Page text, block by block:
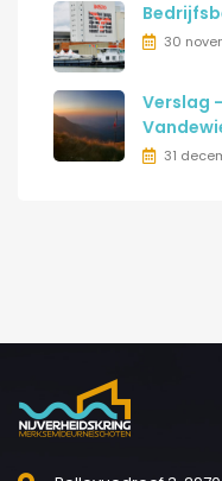
30
Verslag
31